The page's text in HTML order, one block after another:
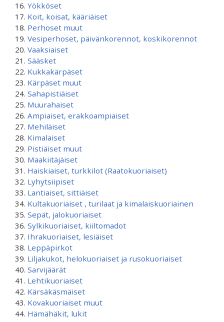
Yökköset
Koit, koisat, kääriäiset
Perhoset muut
Vesiperhoset, päivänkorennot, koskikorennot
Vaaksiaiset
Sääsket
Kukkakärpäset
Kärpäset muut
Sahapistiäiset
Muurahaiset
Ampiaiset, erakkoampiaiset
Mehiläiset
Kimalaiset
Pistiäiset muut
Maakiitäjäiset
Haiskiaiset, turkkilot (Raatokuoriaiset)
Lyhytsiipiset
Lantiaiset, sittiäiset
Kultakuoriaiset , turilaat ja kimalaiskuoriainen
Sepät, jalokuoriaiset
Sylkikuoriaiset, kiiltomadot
Ihrakuoriaiset, lesiäiset
Leppäpirkot
Liljakukot, helokuoriaiset ja rusokuoriaiset
Sarvijäärät
Lehtikuoriaiset
Kärsäkäsmäiset
Kovakuoriaiset muut
Hämähäkit, lukit